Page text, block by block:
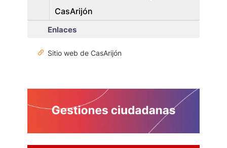
CasArijón
Enlaces
Sitio web de CasArijón